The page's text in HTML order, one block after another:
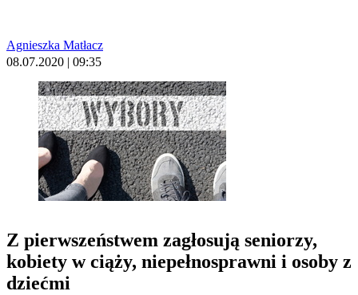
Agnieszka Matłacz
08.07.2020 | 09:35
Z pierwszeństwem zagłosują seniorzy,
kobiety w ciąży, niepełnosprawni i osoby z
dziećmi